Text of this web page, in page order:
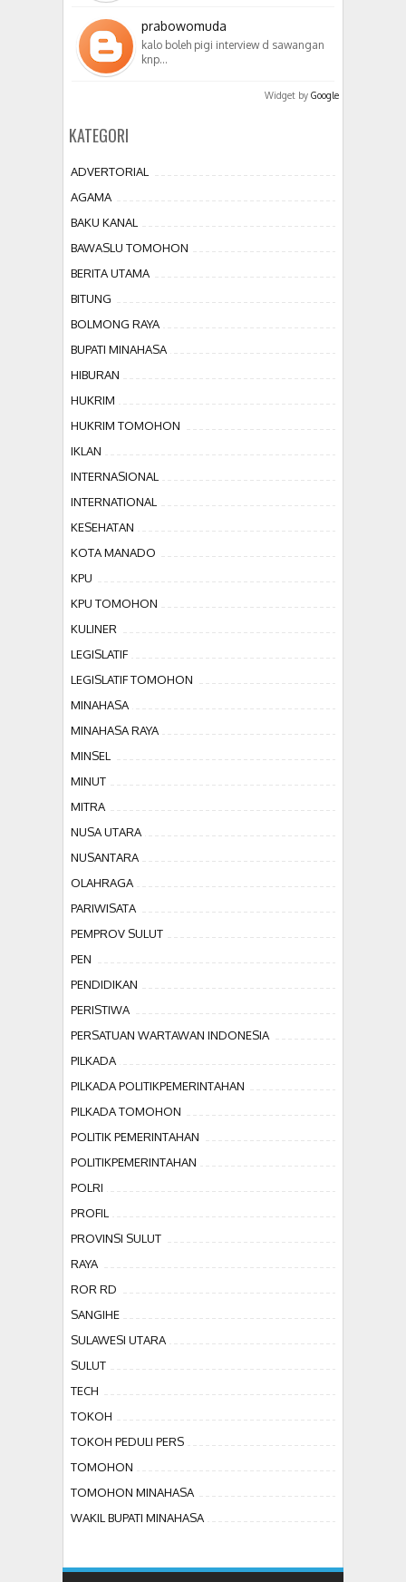
prabowomuda
kalo boleh pigi interview d sawangan
knp…
Widget by Google
KATEGORI
ADVERTORIAL
AGAMA
BAKU KANAL
BAWASLU TOMOHON
BERITA UTAMA
BITUNG
BOLMONG RAYA
BUPATI MINAHASA
HIBURAN
HUKRIM
HUKRIM TOMOHON
IKLAN
INTERNASIONAL
INTERNATIONAL
KESEHATAN
KOTA MANADO
KPU
KPU TOMOHON
KULINER
LEGISLATIF
LEGISLATIF TOMOHON
MINAHASA
MINAHASA RAYA
MINSEL
MINUT
MITRA
NUSA UTARA
NUSANTARA
OLAHRAGA
PARIWISATA
PEMPROV SULUT
PEN
PENDIDIKAN
PERISTIWA
PERSATUAN WARTAWAN INDONESIA
PILKADA
PILKADA POLITIKPEMERINTAHAN
PILKADA TOMOHON
POLITIK PEMERINTAHAN
POLITIKPEMERINTAHAN
POLRI
PROFIL
PROVINSI SULUT
RAYA
ROR RD
SANGIHE
SULAWESI UTARA
SULUT
TECH
TOKOH
TOKOH PEDULI PERS
TOMOHON
TOMOHON MINAHASA
WAKIL BUPATI MINAHASA